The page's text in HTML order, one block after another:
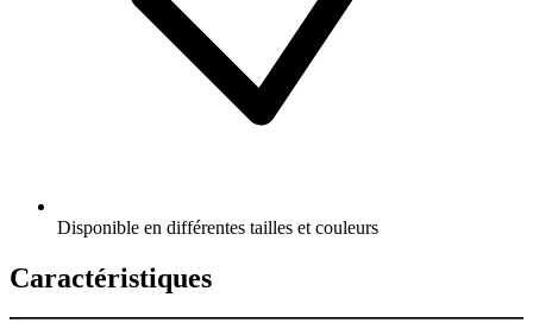
Disponible en différentes tailles et couleurs
Caractéristiques